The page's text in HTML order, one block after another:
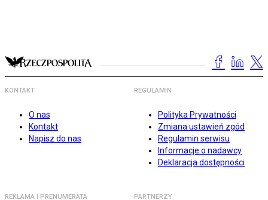
KONTAKT
O nas
Kontakt
Napisz do nas
REGULAMIN
Polityka Prywatności
Zmiana ustawień zgód
Regulamin serwisu
Informacje o nadawcy
Deklaracja dostępności
REKLAMA I PRENUMERATA PARTNERZY